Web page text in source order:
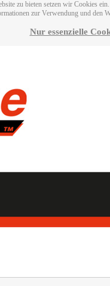
zu bieten setzen wir Cookies
zur Verwendung und den
Nur essenzielle